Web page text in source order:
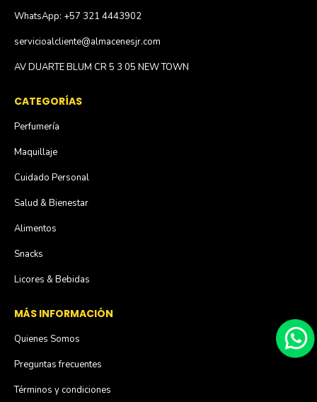
WhatsApp: +57 321 4443902
servicioalcliente@almacenesjr.com
AV DUARTE BLUM CR 5 3 05 NEW TOWN
CATEGORÍAS
Perfumería
Maquillaje
Cuidado Personal
Salud & Bienestar
Alimentos
Snacks
Licores & Bebidas
MÁS INFORMACIÓN
Quienes Somos
Preguntas frecuentes
Términos y condiciones